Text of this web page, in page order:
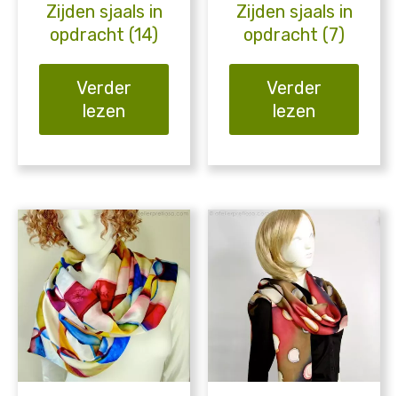
Zijden sjaals in
opdracht (14)
Verder
lezen
Zijden sjaals in
opdracht (7)
Verder
lezen